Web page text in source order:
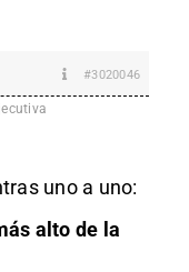
#3020046
uno a uno:
alto de la